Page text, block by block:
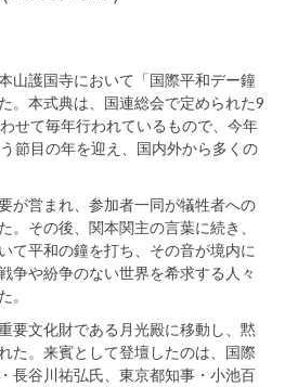
山護国寺において「国際平和デー鐘
。本式典は、国連総会で定められた9
せて毎年行われているもので、今年
節目の年を迎え、国内外から多くの
が営まれ、参加者一同が犠牲者への
。その後、関本関主の言葉に続き、
て平和の鐘を打ち、その音が境内に
争や紛争のない世界を希求する人々
。
要文化財である月光殿に移動し、黙
た。来賓として登壇したのは、国際
長谷川祐弘氏、東京都知事・小池百